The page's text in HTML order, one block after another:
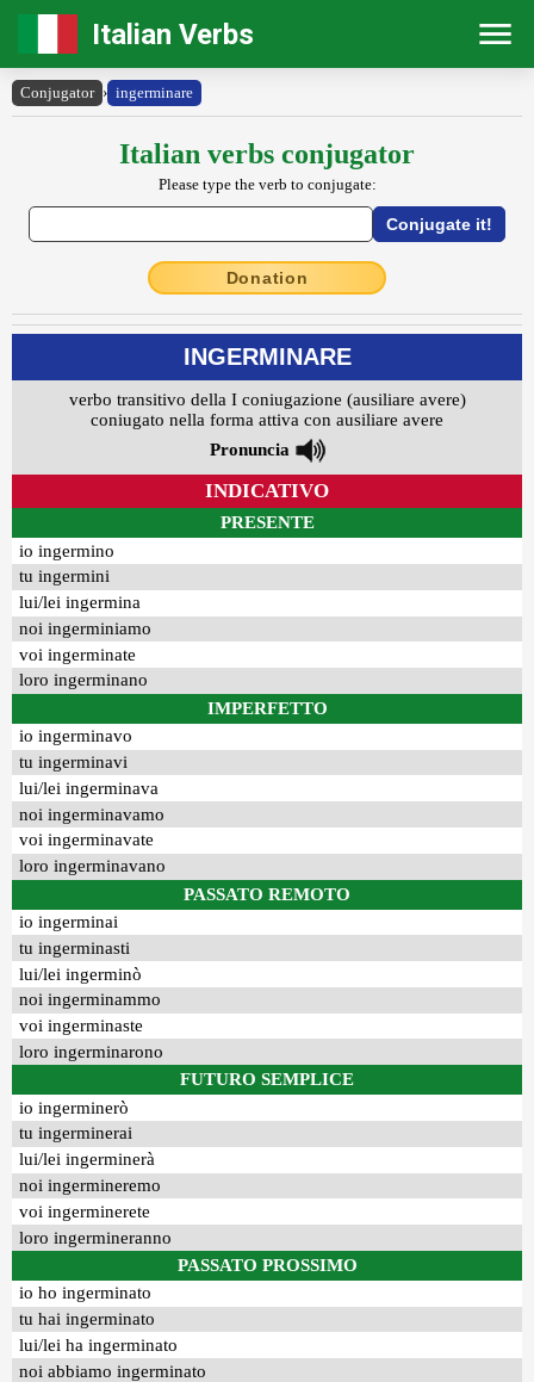
Italian Verbs
Conjugator › ingerminare
Italian verbs conjugator
Please type the verb to conjugate:
Donation
INGERMINARE
verbo transitivo della I coniugazione (ausiliare avere)
coniugato nella forma attiva con ausiliare avere
Pronuncia
INDICATIVO
PRESENTE
io ingermino
tu ingermini
lui/lei ingermina
noi ingerminiamo
voi ingerminate
loro ingerminano
IMPERFETTO
io ingerminavo
tu ingerminavi
lui/lei ingerminava
noi ingerminavamo
voi ingerminavate
loro ingerminavano
PASSATO REMOTO
io ingerminai
tu ingerminasti
lui/lei ingerminò
noi ingerminammo
voi ingerminaste
loro ingerminarono
FUTURO SEMPLICE
io ingerminerò
tu ingerminerai
lui/lei ingerminerà
noi ingermineremo
voi ingerminerete
loro ingermineranno
PASSATO PROSSIMO
io ho ingerminato
tu hai ingerminato
lui/lei ha ingerminato
noi abbiamo ingerminato